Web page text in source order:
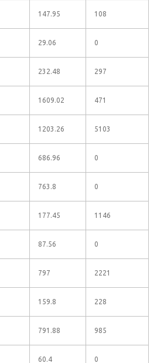
147.95 108
29.06 0
232.48 297
1609.02 471
1203.26 5103
686.96 0
763.8 0
177.45 1146
87.56 0
797 2221
159.8 228
791.88 985
60.4 0